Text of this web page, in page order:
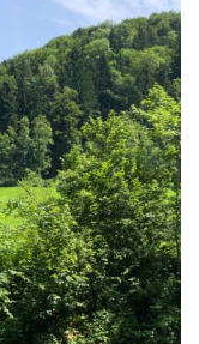
T
E
N